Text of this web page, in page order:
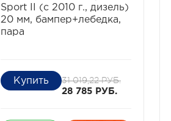
Sport II (с 2010 г., дизель)
20 мм, бампер+лебедка,
пара
31 019,22 РУБ.
28 785 РУБ.